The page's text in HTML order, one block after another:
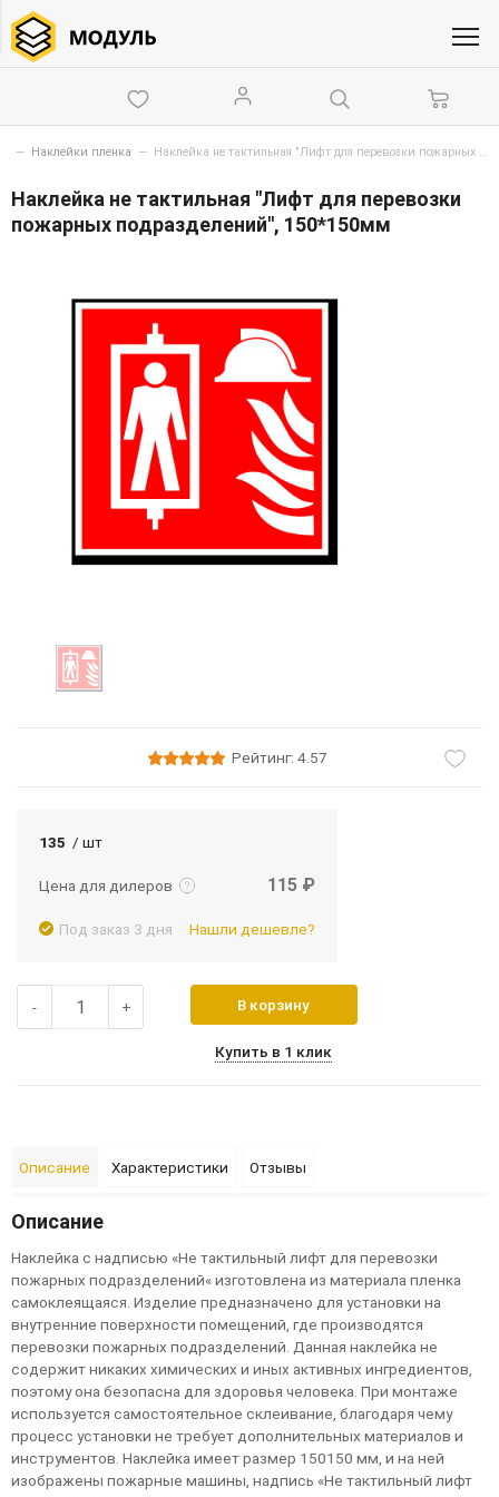
— Наклейки пленка — Наклейка не тактильная "Лифт для перевозки пожарных подразделений", 150*150мм
Наклейка не тактильная "Лифт для перевозки
пожарных подразделений", 150*150мм
Рейтинг: 4.57
135 / шт
Цена для дилеров
Подробнее
115 ₽
Под заказ 3 дня Нашли дешевле?
- + В корзину
Купить в 1 клик
Описание Характеристики Отзывы
Описание
Наклейка с надписью «Не тактильный лифтдля перевозки
пожарных подразделений«изготовлена из материала пленка
самоклеящаяся. Изделие предназначено для установки на
внутренние поверхности помещений, где производятся
перевозки пожарных подразделений. Данная наклейка не
содержитникаких химических и иных активных ингредиентов,
поэтомуона безопасна для здоровья человека. При монтаже
используется самостоятельное склеивание, благодаря чему
процесс установки не требуетдополнительных материалов и
инструментов. Наклейка имеетразмер 1501 50 мм, и на ней
изображены пожарные машины, надпись «Не тактильный лифт